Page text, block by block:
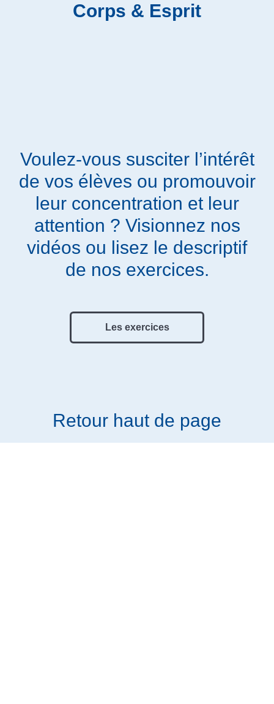
Corps & Esprit
Voulez-vous susciter l’intérêt
de vos élèves ou promouvoir
leur concentration et leur
attention ? Visionnez nos
vidéos ou lisez le descriptif
de nos exercices.
Les exercices
Retour haut de page